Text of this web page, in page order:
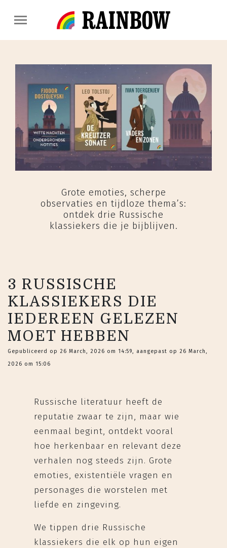
Grote emoties, scherpe
observaties en tijdloze thema’s:
ontdek drie Russische
klassiekers die je bijblijven.
3 RUSSISCHE
KLASSIEKERS DIE
IEDEREEN GELEZEN
MOET HEBBEN
Gepubliceerd op 26 March, 2026 om 14:59, aangepast op 26 March,
2026 om 15:06
Russische literatuur heeft de
reputatie zwaar te zijn, maar wie
eenmaal begint, ontdekt vooral
hoe herkenbaar en relevant deze
verhalen nog steeds zijn. Grote
emoties, existentiële vragen en
personages die worstelen met
liefde en zingeving.
We tippen drie Russische
klassiekers die elk op hun eigen